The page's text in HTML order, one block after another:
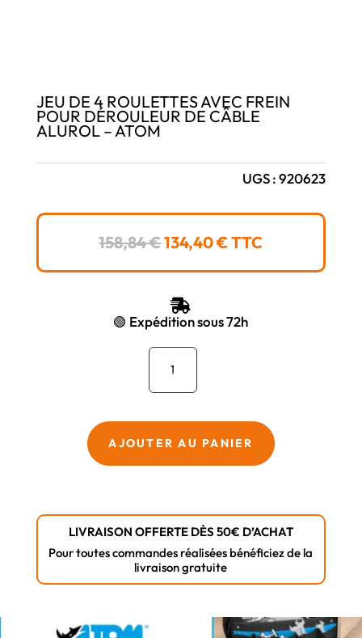
JEU DE 4 ROULETTES AVEC FREIN
POUR DÉROULEUR DE CÂBLE
ALUROL – ATOM
UGS :920623
158,84€LE
ÉTAIT :
158,84 €.
134,40€LE
134,40 €.
TTC

🟢 Expédition sous 72h
quantité
Jeu
4
pour
dérouleur
de
AJOUTER AU PANIER
LIVRAISON OFFERTE DÈS 50€ D’ACHAT
Pour toutes commandes réalisées bénéficiez de la
livraison gratuite